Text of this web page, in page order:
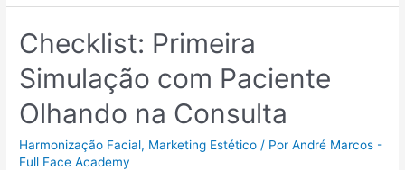
Checklist: Primeira
Simulação com Paciente
Olhando na Consulta
Harmonização Facial, Marketing Estético / PorAndré Marcos -
Full Face Academy